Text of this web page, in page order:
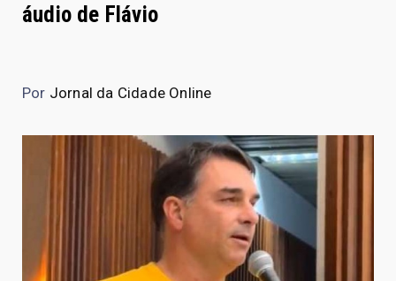
áudio de Flávio
Por Jornal da Cidade Online